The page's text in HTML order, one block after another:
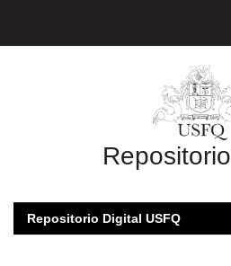
Repositorio
Repositorio Digital USFQ